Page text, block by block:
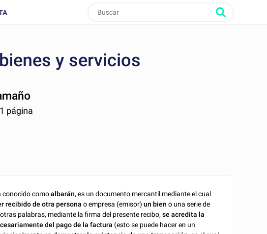
y servicios
1 página
conocido comoalbarán, es un documento mercantil mediante el cual
recibido de otra personao empresa (emisor)un bien o una serie de
palabras, mediante la firma del presente recibo,se acredita la
del pago de la factura (esto se puede hacer en un